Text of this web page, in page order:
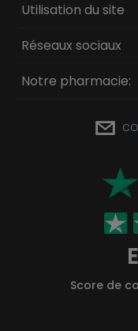
Utilisation du site
Réseaux sociaux
Notre pharmacie:
Score de